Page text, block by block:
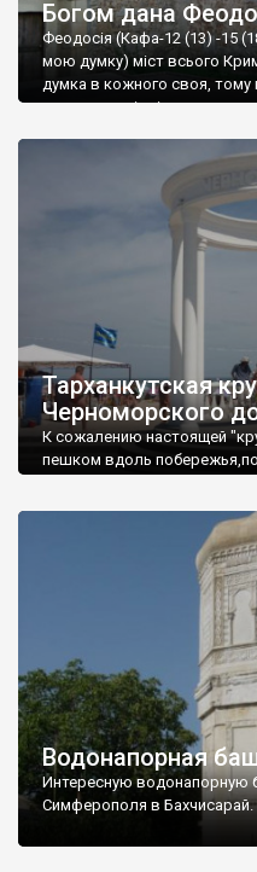
Богом дана
Феодосія (Кафа-12 (13) -15
мою думку) міст всього
думка в кожного своя, тому
запрошую відвідати це
Тарханкутская
Черноморского
К сожалению настоящей
пешком вдоль
Водонапорная
Интересную водонапорную
Симферополя в Бахчисарай.